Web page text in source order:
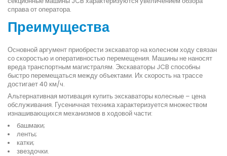
справа от оператора.
Преимущества
Основной аргумент приобрести экскаватор на колесном ходу связан
со скоростью и оперативностью перемещения. Машины не наносят
вреда транспортным магистралям. Экскаваторы JCB способны
быстро перемещаться между объектами. Их скорость на трассе
достигает 40 км/ч.
Альтернативная мотивация купить экскаваторы колесные – цена
обслуживания. Гусеничная техника характеризуется множеством
изнашивающихся механизмов в ходовой части:
башмаки;
ленты;
катки;
звездочки.